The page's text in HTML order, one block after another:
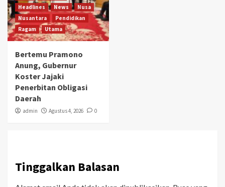
Headlines
News
Nusa
Nusantara
Pendidikan
Ragam
Utama
Bertemu Pramono
Anung, Gubernur
Koster Jajaki
Penerbitan Obligasi
Daerah
admin Agustus 4, 2026 0
Tinggalkan Balasan